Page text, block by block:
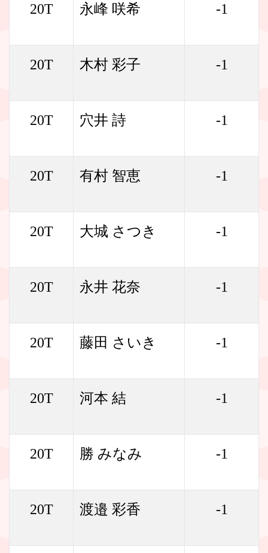
20T 永峰 咲希 -1
20T 木村 彩子 -1
20T 穴井 詩 -1
20T 有村 智恵 -1
20T 大城 さつき -1
20T 永井 花奈 -1
20T 藤田 さいき -1
20T 河本 結 -1
20T 勝 みなみ -1
20T 渡邉 彩香 -1